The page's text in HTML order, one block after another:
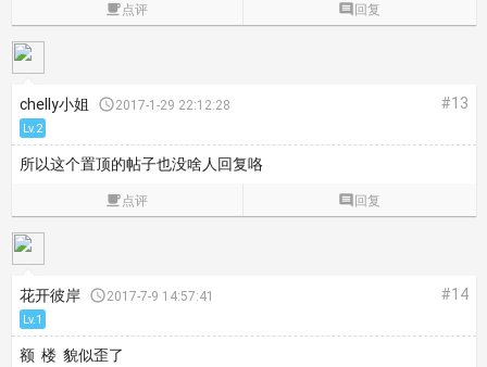
点评  回复
chelly小姐 2017-1-29 22:12:28 #13
Lv.2
所以这个置顶的帖子也没啥人回复咯
点评  回复
花开彼岸 2017-7-9 14:57:41 #14
Lv.1
额 楼 貌似歪了